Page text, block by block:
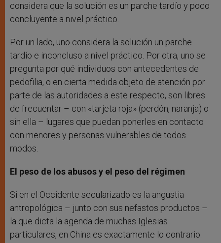
considera que la solución es un parche tardío y poco
concluyente a nivel práctico.
Por un lado, uno considera la solución un parche
tardío e inconcluso a nivel práctico. Por otra, uno se
pregunta por qué individuos con antecedentes de
pedofilia, o en cierta medida objeto de atención por
parte de las autoridades a este respecto, son libres
de frecuentar – con «tarjeta roja» (perdón, naranja) o
sin ella – lugares que puedan ponerles en contacto
con menores y personas vulnerables de todos
modos.
El peso de los abusos y el peso del régimen
Si en el Occidente secularizado es la angustia
antropológica – junto con sus nefastos productos –
la que dicta la agenda de muchas Iglesias
particulares, en China es exactamente lo contrario.